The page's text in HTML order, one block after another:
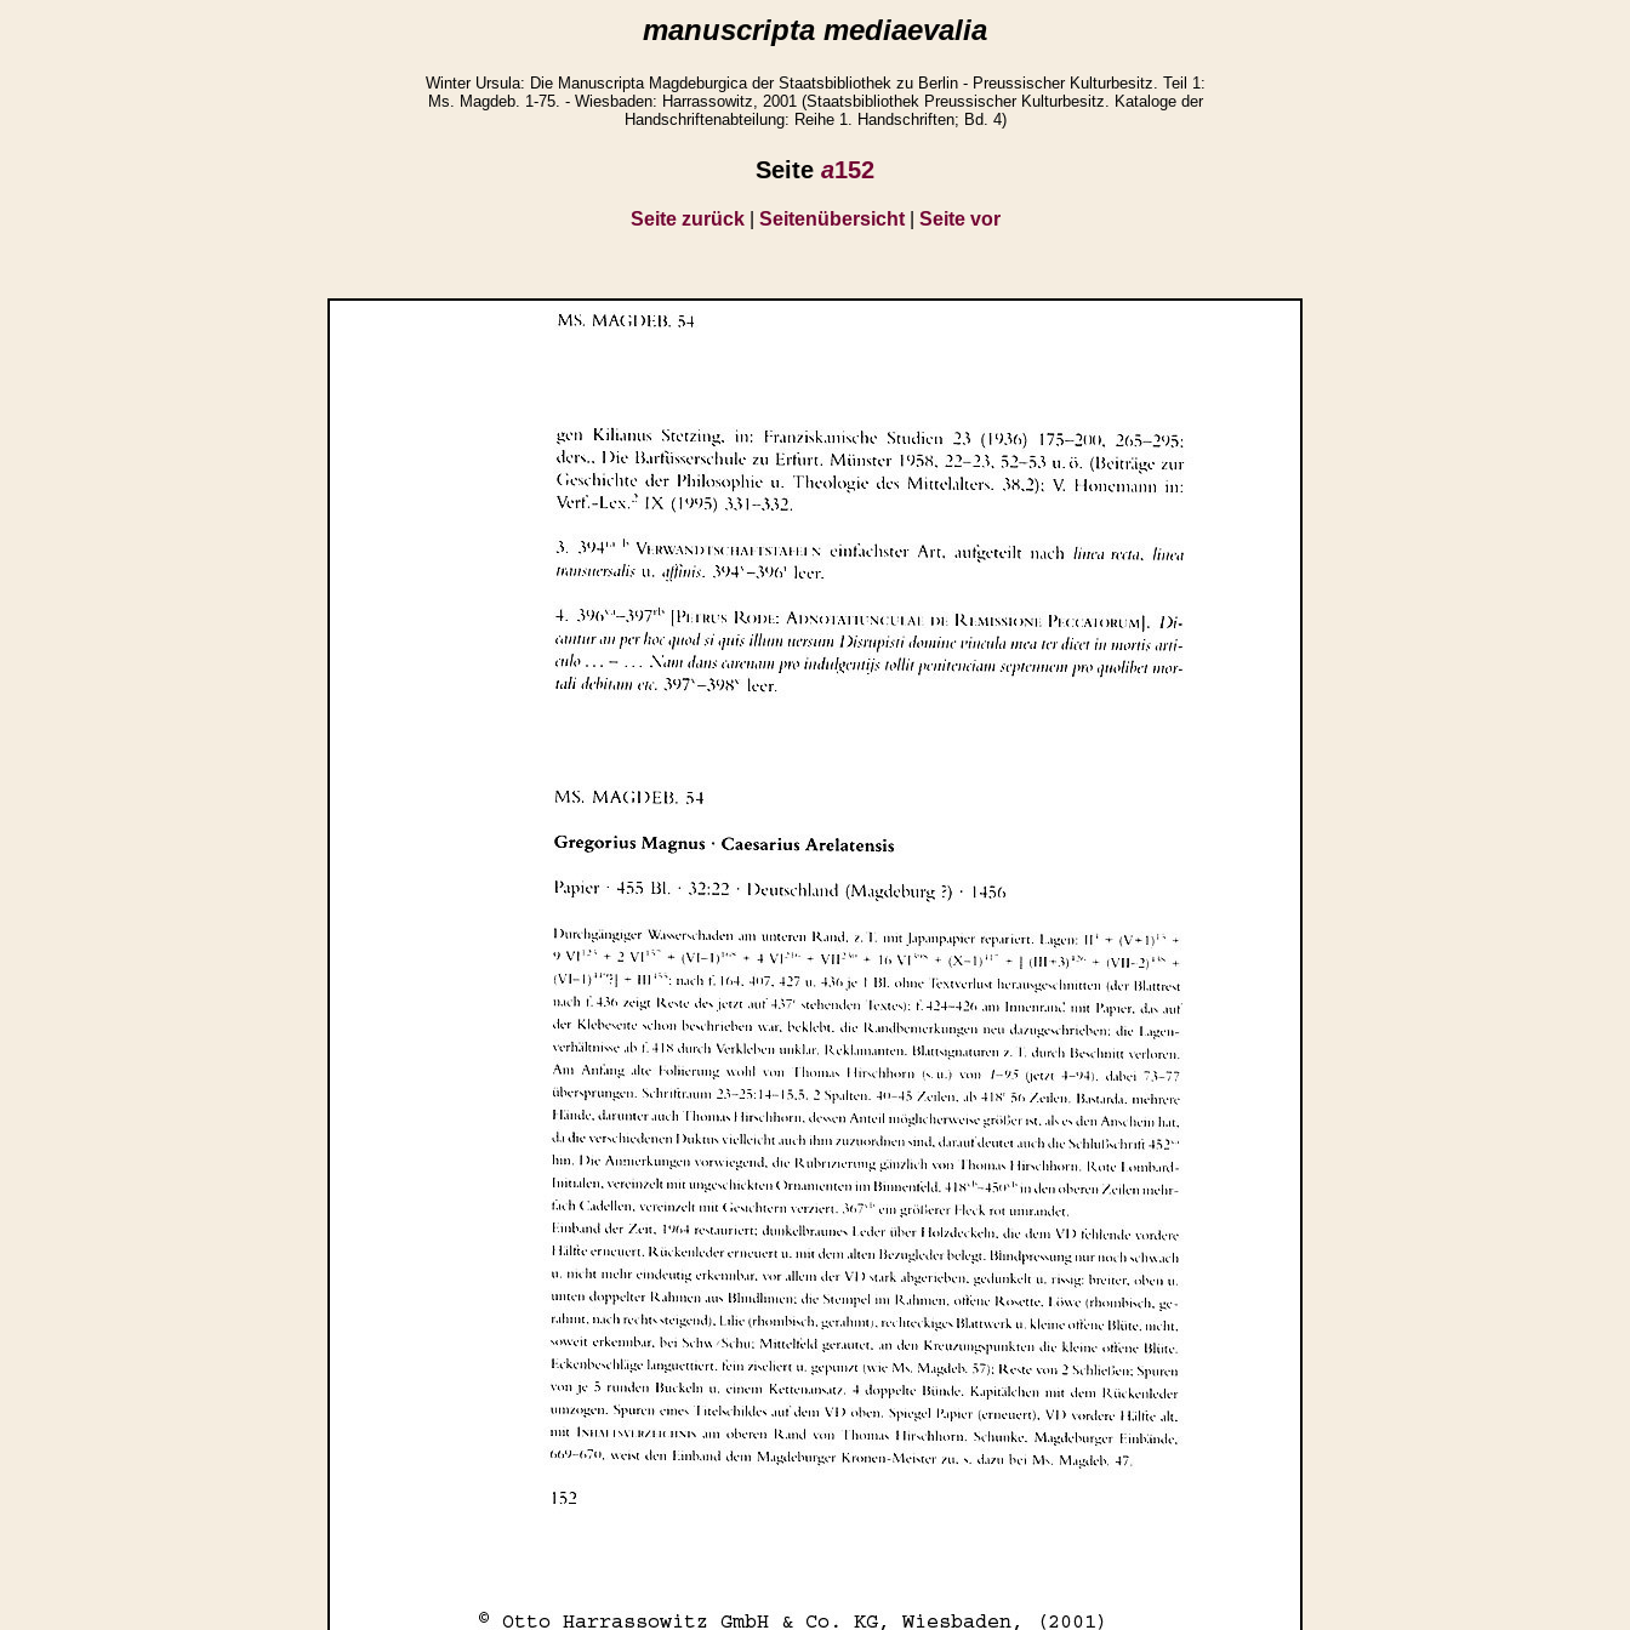
manuscripta mediaevalia
Winter Ursula: Die Manuscripta Magdeburgica der Staatsbibliothek zu Berlin - Preussischer Kulturbesitz. Teil 1:
Ms. Magdeb. 1-75. - Wiesbaden: Harrassowitz, 2001 (Staatsbibliothek Preussischer Kulturbesitz. Kataloge der
Handschriftenabteilung: Reihe 1. Handschriften; Bd. 4)
Seite a152
Seite zurück| Seitenübersicht| Seite vor